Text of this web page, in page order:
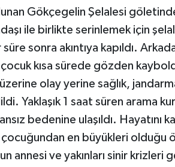
Gökçegelin Şelalesi
ile birlikte serinlemek için
sonra akıntıya kapıldı.
kısa sürede gözden
olay yerine sağlık,
Yaklaşık 1 saat süren arama
bedenine ulaşıldı. Hayatını
en büyükleri olduğu
annesi ve yakınları sinir krizleri